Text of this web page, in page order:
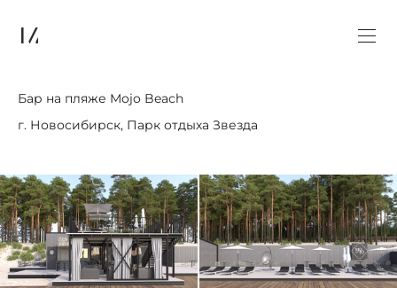
Бар на пляже Mojo Beach
г. Новосибирск, Парк отдыха Звезда